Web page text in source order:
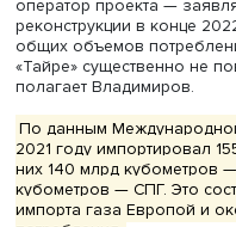
Помимо импорта из
повышению
как отмечает Мартин
добыча в ЕС только
возросшими
Среди потенциальных
добычу сейчас